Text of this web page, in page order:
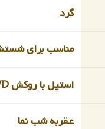
گرد
مناسب برای
استیل با روکش PVD
عقربه شب نما